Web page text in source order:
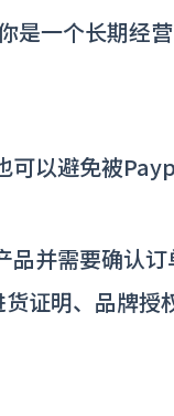
是一个长期经
以避免被
并需要确认
证明、品牌授